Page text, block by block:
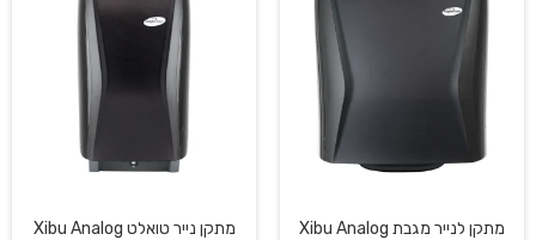
מתקן לנייר מגבת Xibu Analog
מתקן נייר טואלט Xibu Analog